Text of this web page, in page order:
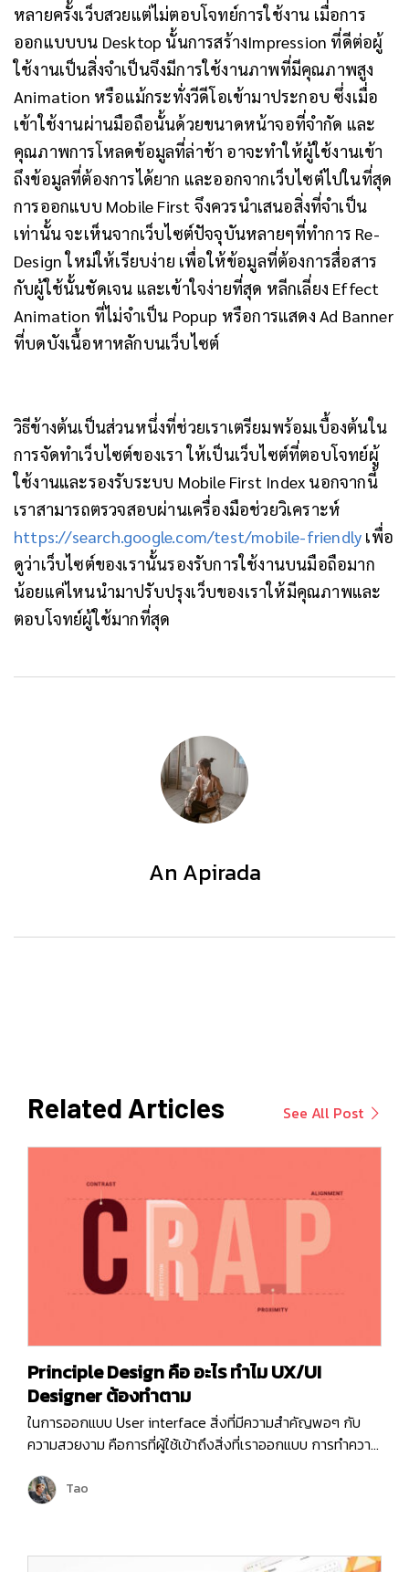
หลายครั้งเว็บสวยแต่ไม่ตอบโจทย์การใช้งาน เมื่อการ
ออกแบบบน Desktop นั้นการสร้างImpression ที่ดีต่อผู้
ใช้งานเป็นสิ่งจำเป็นจึงมีการใช้งานภาพที่มีคุณภาพสูง
Animation หรือแม้กระทั่งวีดีโอเข้ามาประกอบ ซึ่งเมื่อ
เข้าใช้งานผ่านมือถือนั้นด้วยขนาดหน้าจอที่จำกัด และ
คุณภาพการโหลดข้อมูลที่ล่าช้า อาจะทำให้ผู้ใช้งานเข้า
ถึงข้อมูลที่ต้องการได้ยาก และออกจากเว็บไซต์ไปในที่สุด
การออกแบบ Mobile First จึงควรนำเสนอสิ่งที่จำเป็น
เท่านั้น จะเห็นจากเว็บไซต์ปัจจุบันหลายๆที่ทำการ Re-
Design ใหม่ให้เรียบง่าย เพื่อให้ข้อมูลที่ต้องการสื่อสาร
กับผู้ใช้นั้นชัดเจน และเข้าใจง่ายที่สุด หลีกเลี่ยง Effect
Animation ที่ไม่จำเป็น Popup หรือการแสดง Ad Banner
ที่บดบังเนื้อหาหลักบนเว็บไซต์
วิธีข้างต้นเป็นส่วนหนึ่งที่ช่วยเราเตรียมพร้อมเบื้องต้นใน
การจัดทำเว็บไซต์ของเรา ให้เป็นเว็บไซต์ที่ตอบโจทย์ผู้
ใช้งานและรองรับระบบ Mobile First Index นอกจากนี้
เราสามารถตรวจสอบผ่านเครื่องมือช่วยวิเคราะห์
https://search.google.com/test/mobile-friendly เพื่อ
ดูว่าเว็บไซต์ของเรานั้นรองรับการใช้งานบนมือถือมาก
น้อยแค่ไหนนำมาปรับปรุงเว็บของเราให้มีคุณภาพและ
ตอบโจทย์ผู้ใช้มากที่สุด
An Apirada
Related Articles See All Post
Principle Design คือ อะไร ทำไม UX/UI
Designer ต้องทำตาม
ในการออกแบบ User interface สิ่งที่มีความสำคัญพอๆ กับ
ความสวยงาม คือการที่ผู้ใช้เข้าถึงสิ่งที่เราออกแบบ การทำความ
หลักการง่ายๆ ที่จะช่วยเพิ่มประสิทธิภาพให้งานออกแบบคือ
“Principle design” หากพูดถึง Principle design นักออกแบบ
การออกแบบที่ช่วยให้เข้าใจธรรมชาติในการรับรู้ข้อมูลและจำแนก
Tao